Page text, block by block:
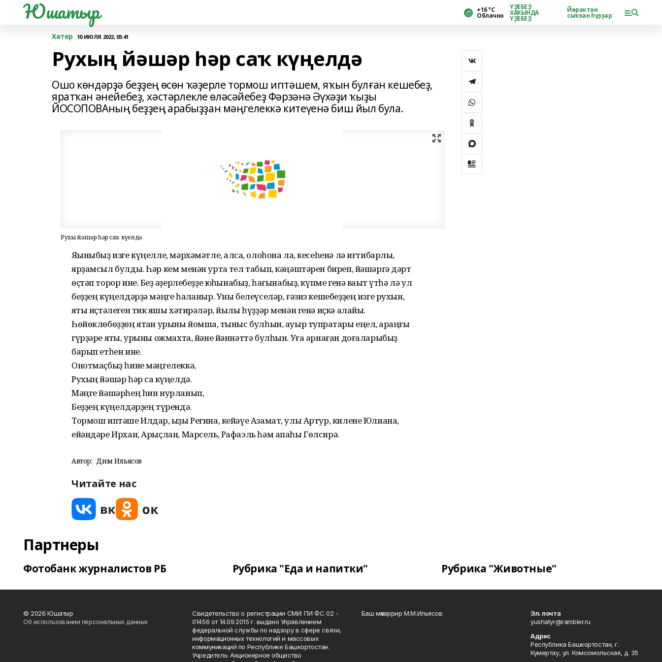
Юшатыр +16 °С
Облачно
ҮҘЕБЕҘ
ХАҠЫНДА
ҮҘЕБЕҘ
Йөрәктән
сыҡҡан һүҙҙәр
Хәтер 10 ИЮЛЯ 2022, 05:41
Рухың йәшәр һәр саҡ күңелдә
Ошо көндәрҙә беҙҙең өсөн ҡәҙерле тормош иптәшем, яҡын булған кешебеҙ,
яратҡан әнейебеҙ, хәстәрлекле өләсәйебеҙ Фәрзәнә Әүхәҙи ҡыҙы
ЙОСОПОВАның беҙҙең арабыҙҙан мәңгелеккә китеүенә биш йыл була.
Рухың йәшәр һәр саҡ күңелдә
Яҡыныбыҙ изге күңелле, мәрхәмәтле, алсаҡ, олоһона ла, кесеһенә лә иғтибарлы,
ярҙамсыл булды. Һәр кем менән уртаҡ тел табып, кәңәштәрен биреп, йәшәргә дәрт
өҫтәп торор ине. Беҙ ҡәҙерлебеҙҙе юҡһынабыҙ, һағынабыҙ, күпме генә ваҡыт үтһә лә ул
беҙҙең күңелдәрҙә мәңге һаҡланыр. Уны белеүселәр, ғәзиз кешебеҙҙең изге рухын,
яҡты иҫтәлеген тик яҡшы хәтирәләр, йылы һүҙҙәр менән генә иҫкә алайыҡ.
Һөйөклөбөҙҙөң ятҡан урыны йомшаҡ, тыныс булһын, ауыр тупраҡтары еңел, ҡараңғы
гүрҙәре яҡты, урыны ожмахта, йәне йәннәттә булһын. Уға арнаған доғаларыбыҙ
барып етһен ине.
Онотмаҫбыҙ һине мәңгелеккә,
Рухың йәшәр һәр саҡ күңелдә.
Мәңге йәшәрһең һин нурланып,
Беҙҙең күңелдәрҙең түрендә.
Тормош иптәше Илдар, ҡыҙы Регина, кейәүе Азамат, улы Артур, килене Юлиана,
ейәндәре Ирхан, Арыҫлан, Марсель, Рафаэль һәм апаһы Гөлсирә.
Автор: Дим Ильясов
Читайте нас
Партнеры
Фотобанк журналистов РБ Рубрика "Еда и напитки" Рубрика "Животные"
© 2026 Юшатыр
Об использовании персональных данных
Свидетельство о регистрации СМИ: ПИ ФС 02 -
01456 от 14.09.2015 г. выдано Управлением
федеральной службы по надзору в сфере связи,
информационных технологий и массовых
коммуникаций по Республике Башкортостан.
Учредитель: Акционерное общество
Баш мөхәррир М.М.Ильясов
Эл. почта
yushatyr@rambler.ru
Адрес
Республика Башкортостан, г.
Кумертау, ул. Комсомольская, д. 35